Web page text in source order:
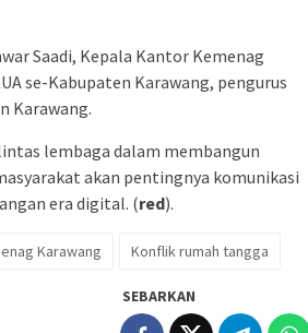
Saadi, Kepala Kantor Kemenag
se-Kabupaten Karawang, pengurus
Karawang.
lembaga dalam membangun
akan pentingnya komunikasi
era digital. (red).
Karawang Konflik rumah tangga
SEBARKAN